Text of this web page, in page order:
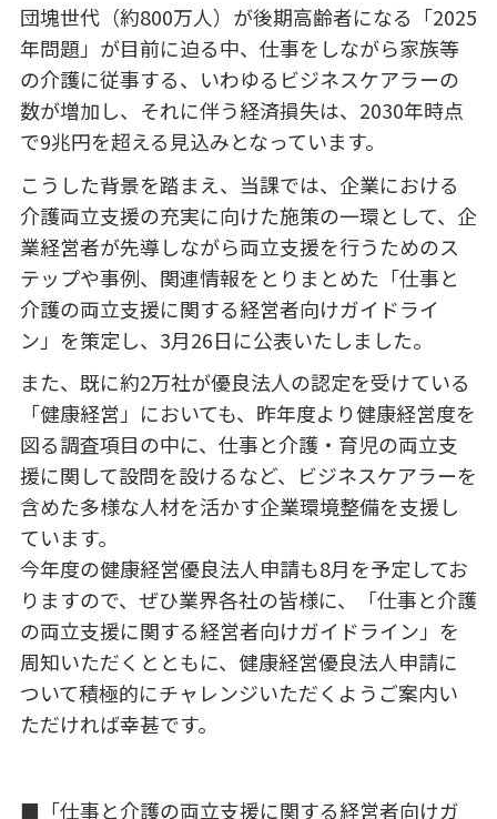
団塊世代（約800万人）が後期高齢者になる「2025
年問題」が目前に迫る中、仕事をしながら家族等
の介護に従事する、いわゆるビジネスケアラーの
数が増加し、それに伴う経済損失は、2030年時点
で9兆円を超える見込みとなっています。
こうした背景を踏まえ、当課では、企業における
介護両立支援の充実に向けた施策の一環として、企
業経営者が先導しながら両立支援を行うためのス
テップや事例、関連情報をとりまとめた「仕事と
介護の両立支援に関する経営者向けガイドライ
ン」を策定し、3月26日に公表いたしました。
また、既に約2万社が優良法人の認定を受けている
「健康経営」においても、昨年度より健康経営度を
図る調査項目の中に、仕事と介護・育児の両立支
援に関して設問を設けるなど、ビジネスケアラーを
含めた多様な人材を活かす企業環境整備を支援し
ています。
今年度の健康経営優良法人申請も8月を予定してお
りますので、ぜひ業界各社の皆様に、「仕事と介護
の両立支援に関する経営者向けガイドライン」を
周知いただくとともに、健康経営優良法人申請に
ついて積極的にチャレンジいただくようご案内い
ただければ幸甚です。
■「仕事と介護の両立支援に関する経営者向けガ